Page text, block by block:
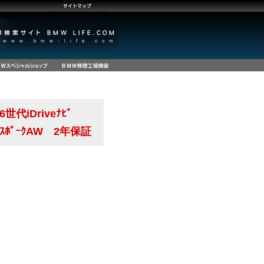
世代iDriveﾅﾋﾞ
ｽﾎﾟｰｸAW 2年保証